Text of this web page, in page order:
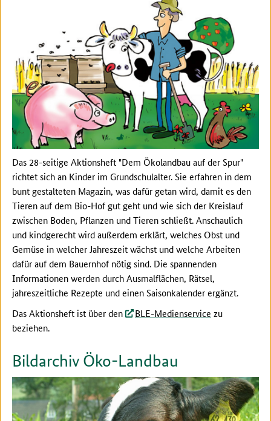
Das 28-seitige Aktionsheft "Dem Ökolandbau auf der Spur"
richtet sich an Kinder im Grundschulalter. Sie erfahren in dem
bunt gestalteten Magazin, was dafür getan wird, damit es den
Tieren auf dem Bio-Hof gut geht und wie sich der Kreislauf
zwischen Boden, Pflanzen und Tieren schließt. Anschaulich
und kindgerecht wird außerdem erklärt, welches Obst und
Gemüse in welcher Jahreszeit wächst und welche Arbeiten
dafür auf dem Bauernhof nötig sind. Die spannenden
Informationen werden durch Ausmalflächen, Rätsel,
jahreszeitliche Rezepte und einen Saisonkalender ergänzt.
Das Aktionsheft ist über den
BLE-Medienservice zu
beziehen.
Bildarchiv Öko-Landbau